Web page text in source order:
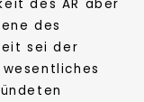
des AR aber
des
sei der